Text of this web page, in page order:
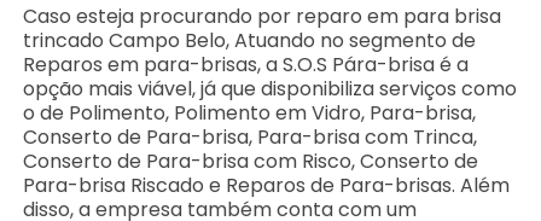
Caso esteja procurando por reparo em para brisa
trincado Campo Belo, Atuando no segmento de
Reparos em para-brisas, a S.O.S Pára-brisa é a
opção mais viável, já que disponibiliza serviços como
o de Polimento, Polimento em Vidro, Para-brisa,
Conserto de Para-brisa, Para-brisa com Trinca,
Conserto de Para-brisa com Risco, Conserto de
Para-brisa Riscado e Reparos de Para-brisas. Além
disso, a empresa também conta com um